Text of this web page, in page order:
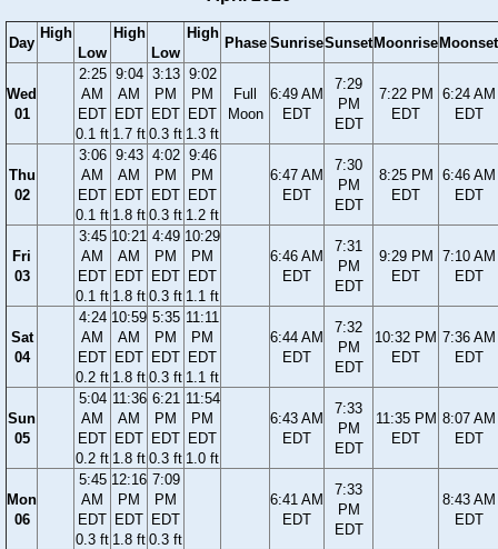
Day
High
Low
High
Low
High
Phase SunriseSunsetMoonriseMoonset
Wed
01
2:25
AM
EDT
0.1 ft
9:04
AM
EDT
1.7 ft
3:13
PM
EDT
0.3 ft
9:02
PM
EDT
1.3 ft
Full
Moon
6:49 AM
EDT
7:29
PM
EDT
7:22 PM
EDT
6:24 AM
EDT
Thu
02
3:06
AM
EDT
0.1 ft
9:43
AM
EDT
1.8 ft
4:02
PM
EDT
0.3 ft
9:46
PM
EDT
1.2 ft
6:47 AM
EDT
7:30
PM
EDT
8:25 PM
EDT
6:46 AM
EDT
Fri
03
3:45
AM
EDT
0.1 ft
10:21
AM
EDT
1.8 ft
4:49
PM
EDT
0.3 ft
10:29
PM
EDT
1.1 ft
6:46 AM
EDT
7:31
PM
EDT
9:29 PM
EDT
7:10 AM
EDT
Sat
04
4:24
AM
EDT
0.2 ft
10:59
AM
EDT
1.8 ft
5:35
PM
EDT
0.3 ft
11:11
PM
EDT
1.1 ft
6:44 AM
EDT
7:32
PM
EDT
10:32 PM
EDT
7:36 AM
EDT
Sun
05
5:04
AM
EDT
0.2 ft
11:36
AM
EDT
1.8 ft
6:21
PM
EDT
0.3 ft
11:54
PM
EDT
1.0 ft
6:43 AM
EDT
7:33
PM
EDT
11:35 PM
EDT
8:07 AM
EDT
Mon
06
5:45
AM
EDT
0.3 ft
12:16
PM
EDT
1.8 ft
7:09
PM
EDT
0.3 ft
6:41 AM
EDT
7:33
PM
EDT
8:43 AM
EDT